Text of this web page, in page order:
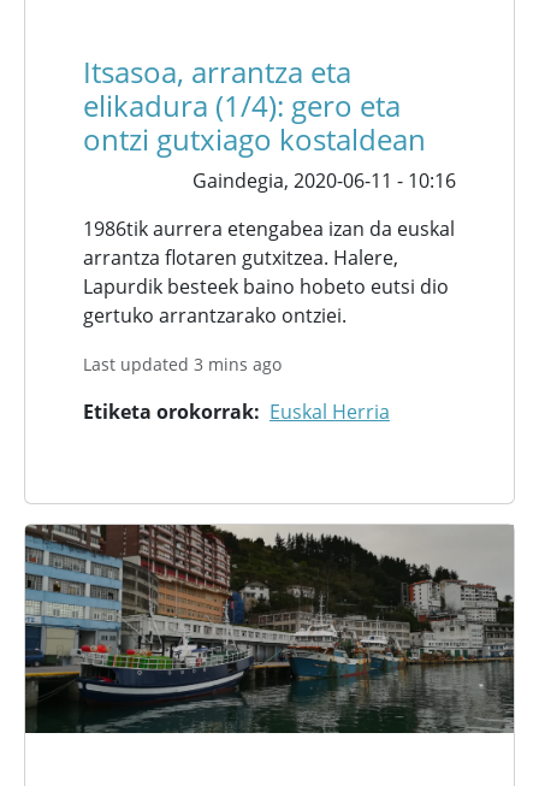
Itsasoa, arrantza eta
elikadura (1/4): gero eta
ontzi gutxiago kostaldean
Gaindegia, 2020-06-11 - 10:16
1986tik aurrera etengabea izan da euskal
arrantza flotaren gutxitzea. Halere,
Lapurdik besteek baino hobeto eutsi dio
gertuko arrantzarako ontziei.
Last updated 3 mins ago
Etiketa orokorrak Euskal Herria